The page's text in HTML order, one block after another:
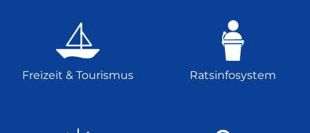
Freizeit & Tourismus Ratsinfosystem